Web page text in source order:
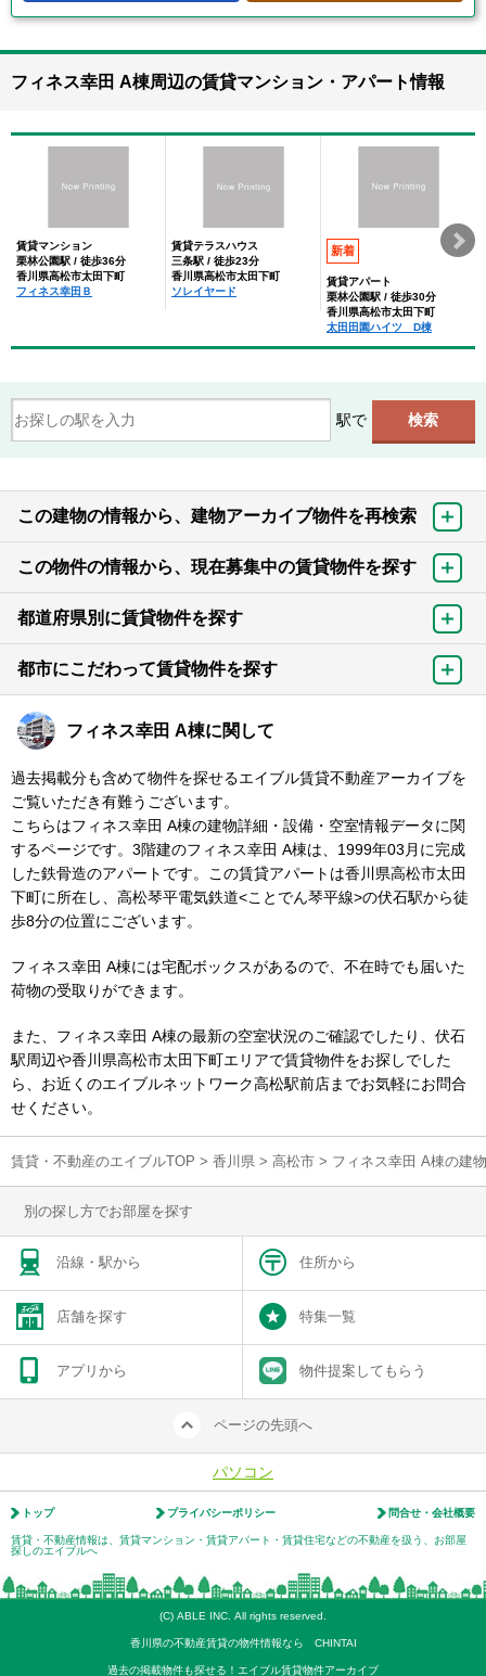
フィネス幸田 A棟周辺の賃貸マンション・アパート情報
賃貸マンション
栗林公園駅 / 徒歩36分
香川県高松市太田下町
フィネス幸田Ｂ
賃貸テラスハウス
三条駅 / 徒歩23分
香川県高松市太田下町
ソレイヤード
新着
賃貸アパート
栗林公園駅 / 徒歩30分
香川県高松市太田下町
太田田園ハイツ D棟
駅で
この建物の情報から、建物アーカイブ物件を再検索
この物件の情報から、現在募集中の賃貸物件を探す
都道府県別に賃貸物件を探す
都市にこだわって賃貸物件を探す
フィネス幸田 A棟に関して
過去掲載分も含めて物件を探せるエイブル賃貸不動産アーカイブを
ご覧いただき有難うございます。
こちらはフィネス幸田 A棟の建物詳細・設備・空室情報データに関
するページです。3階建のフィネス幸田 A棟は、1999年03月に完成
した鉄骨造のアパートです。この賃貸アパートは香川県高松市太田
下町に所在し、高松琴平電気鉄道<ことでん琴平線>の伏石駅から徒
歩8分の位置にございます。
フィネス幸田 A棟には宅配ボックスがあるので、不在時でも届いた
荷物の受取りができます。
また、フィネス幸田 A棟の最新の空室状況のご確認でしたり、伏石
駅周辺や香川県高松市太田下町エリアで賃貸物件をお探しでした
ら、お近くのエイブルネットワーク高松駅前店までお気軽にお問合
せください。
賃貸・不動産のエイブルTOP > 香川県 > 高松市 > フィネス幸田 A棟の建
別の探し方でお部屋を探す
沿線・駅から 住所から
店舗を探す 特集一覧
アプリから 物件提案してもらう
ページの先頭へ
パソコン
トップ プライバシーポリシー 問合せ・会社概要
賃貸・不動産情報は、賃貸マンション・賃貸アパート・賃貸住宅などの不動産を扱う、お部屋
探しのエイブルへ
(C) ABLE INC. All rights reserved.
香川県の不動産賃貸の物件情報なら CHINTAI
過去の掲載物件も探せる！エイブル賃貸物件アーカイブ